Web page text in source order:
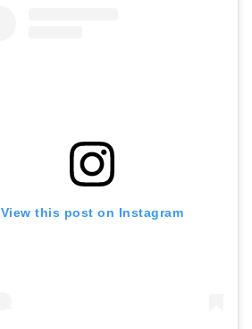
View this post on Instagram